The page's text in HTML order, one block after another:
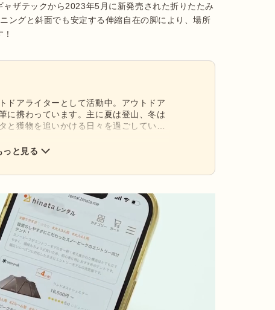
ザテックから2023年5月に新発売された折りたたみ
ングと斜面でも安定する伸縮自在の脚により、場所
ドアライターとして活動中。アウトドア
に携わっています。主に夏は登山、冬は
と獲物を追いかける日々を過ごしていま
っと見る